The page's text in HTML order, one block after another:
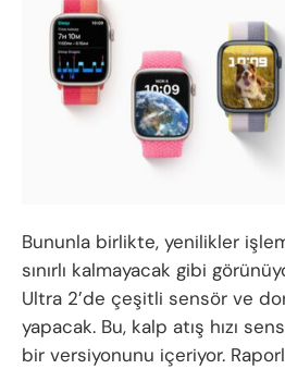
Bununla birlikte, yenilikler
sınırlı kalmayacak gibi
Ultra 2’de çeşitli sensör ve
yapacak. Bu, kalp atış hızı
bir versiyonunu içeriyor.